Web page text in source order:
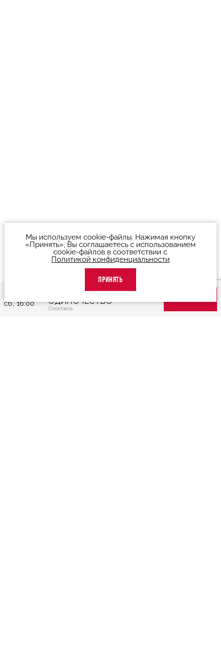
Мы используем cookie-файлы. Нажимая кнопку
«Принять», Вы соглашаетесь с использованием
cookie-файлов в соответствии с
Политикой конфиденциальности
ПРИНЯТЬ
"ЛЕРМОНТОВ.
ОДИНОЧЕСТВО"
Спектакль
26 сентября,
сб, 16:00
КУПИТЬ БИЛЕТ